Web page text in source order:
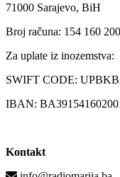
71000 Sarajevo, BiH
Broj računa: 154 160
Za uplate iz inozemstva:
SWIFT CODE:
IBAN:
Kontakt